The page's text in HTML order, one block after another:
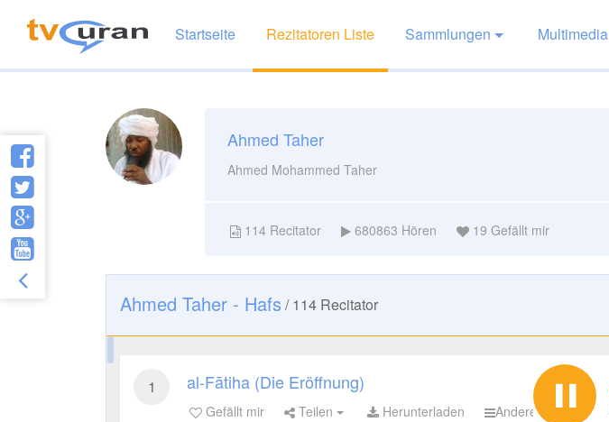
Startseite Rezitatoren Liste Sammlungen Multimedia
Ahmed Taher
Ahmed Mohammed Taher
114 Recitator 680863 Hören 19 Gefällt mir
Ahmed Taher - Hafs /114 Recitator
1 al-Fātiha (Die Eröffnung)
Gefällt mir Teilen Herunterladen Andere